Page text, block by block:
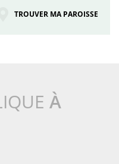
TROUVER MA PAROISSE
À